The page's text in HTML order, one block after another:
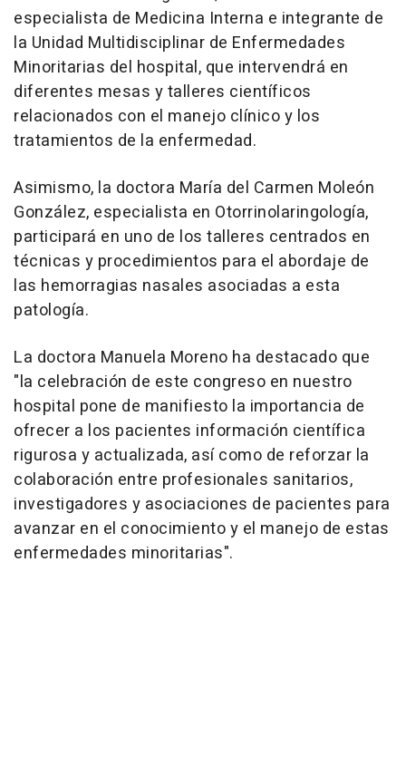
especialista de Medicina Interna e integrante de
la Unidad Multidisciplinar de Enfermedades
Minoritarias del hospital, que intervendrá en
diferentes mesas y talleres científicos
relacionados con el manejo clínico y los
tratamientos de la enfermedad.
Asimismo, la doctora María del Carmen Moleón
González, especialista en Otorrinolaringología,
participará en uno de los talleres centrados en
técnicas y procedimientos para el abordaje de
las hemorragias nasales asociadas a esta
patología.
La doctora Manuela Moreno ha destacado que
"la celebración de este congreso en nuestro
hospital pone de manifiesto la importancia de
ofrecer a los pacientes información científica
rigurosa y actualizada, así como de reforzar la
colaboración entre profesionales sanitarios,
investigadores y asociaciones de pacientes para
avanzar en el conocimiento y el manejo de estas
enfermedades minoritarias".